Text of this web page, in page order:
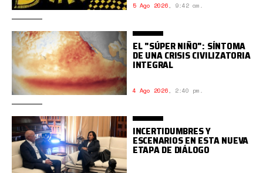
5 Ago 2026, 9:42 am.
EL "SÚPER NIÑO": SÍNTOMA
DE UNA CRISIS CIVILIZATORIA
INTEGRAL
4 Ago 2026, 2:40 pm.
INCERTIDUMBRES Y
ESCENARIOS EN ESTA NUEVA
ETAPA DE DIÁLOGO